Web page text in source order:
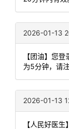
2026-01-13
【团油】您
为5分钟，请
2026-01-13
【人民好医